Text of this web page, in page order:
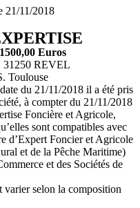
21/11/2018
Euros
31250 REVEL
Toulouse
du 21/11/2018 il a été pris
à compter du 21/11/2018
Foncière et Agricole,
sont compatibles avec
d’Expert Foncier et Agricole
et de la Pêche Maritime)
et des Sociétés de
varier selon la composition